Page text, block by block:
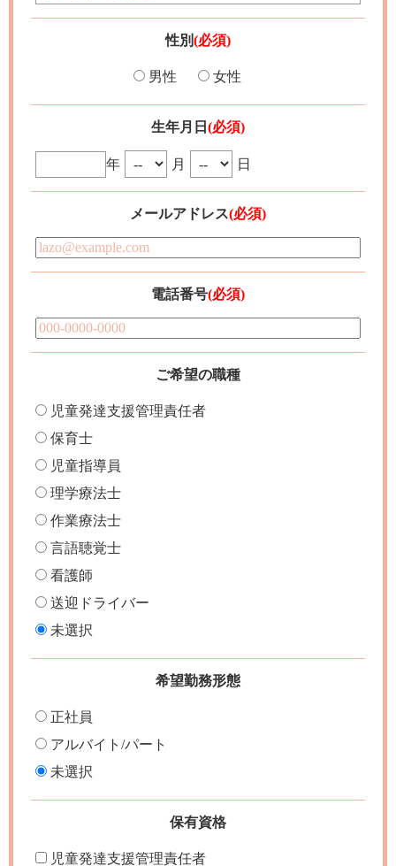
性別(必須)
男性 女性
生年月日 (必須)
年 月 日
メールアドレス(必須)
電話番号(必須)
ご希望の職種
児童発達支援管理責任者
保育士
児童指導員
理学療法士
作業療法士
言語聴覚士
看護師
送迎ドライバー
未選択
希望勤務形態
正社員
アルバイト/パート
未選択
保有資格
児童発達支援管理責任者